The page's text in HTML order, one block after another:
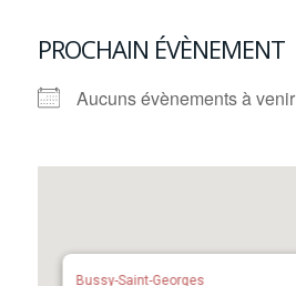
PROCHAIN ÉVÈNEMENT
Aucuns évènements à venir
Bussy-Saint-Georges